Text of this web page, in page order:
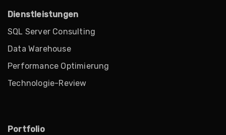
Dienstleistungen
SQL Server Consulting
Data Warehouse
Performance Optimierung
Technologie-Review
Portfolio